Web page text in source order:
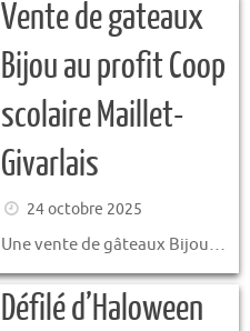
Vente de gateaux
Bijou au profit Coop
scolaire Maillet-
Givarlais
24 octobre 2025
Une vente de gâteaux Bijou…
Défilé d’Haloween